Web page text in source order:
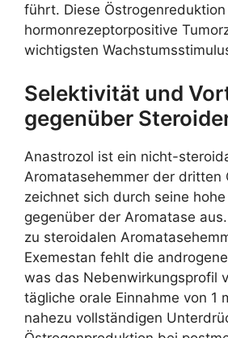
führt. Diese
hormonrezeptorpositive
wichtigsten
Selektivität und
gegenüber
Anastrozol ist ein nicht-
Aromatasehemmer der dritten
zeichnet sich durch seine
gegenüber der Aromatase
zu steroidalen
Exemestan fehlt die
was das Nebenwirkungsprofil
tägliche orale Einnahme von 1
nahezu vollständigen